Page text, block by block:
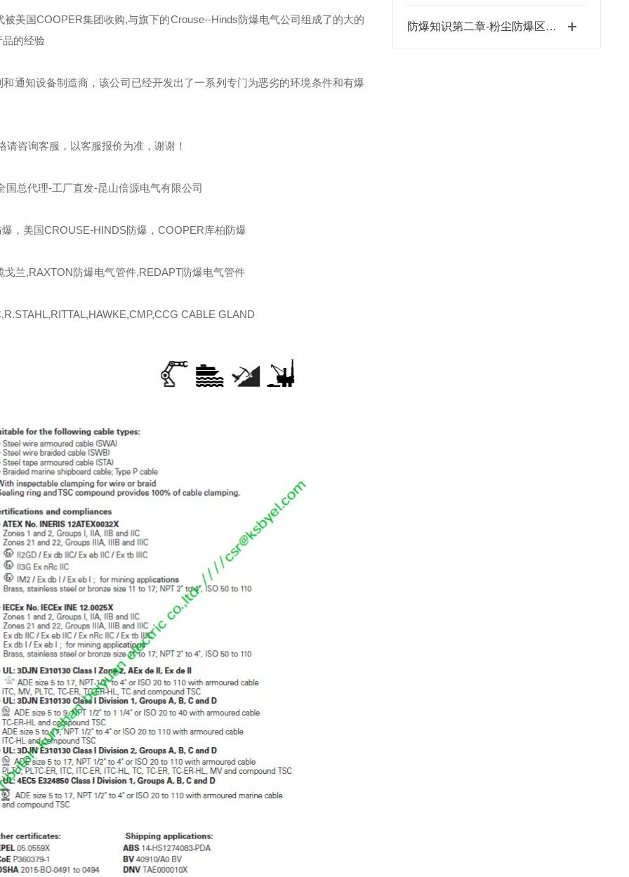
防爆知识第二章-粉尘防爆区域划分
被美国COOPER集团收购,与旗下的Crouse--Hinds防爆电气公司组成了的大的
的经验
通知设备制造商，该公司已经开发出了一系列专门为恶劣的环境条件和有爆
请咨询客服，以客服报价为准，谢谢！
国总代理-工厂直发-昆山倍源电气有限公司
，美国CROUSE-HINDS防爆，COOPER库柏防爆
兰,RAXTON防爆电气管件,REDAPT防爆电气管件
CABLE GLAND